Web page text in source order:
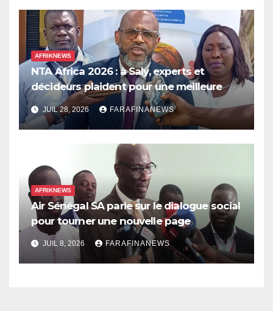
AFRIKNEWS
NTA Africa 2026 : à Saly, experts et
décideurs plaident pour une meilleure
prise en compte de l’économie des soins
en Afrique
JUIL 28, 2026 FARAFINANEWS
AFRIKNEWS
Air Sénégal SA parie sur le dialogue social
pour tourner une nouvelle page
JUIL 8, 2026 FARAFINANEWS